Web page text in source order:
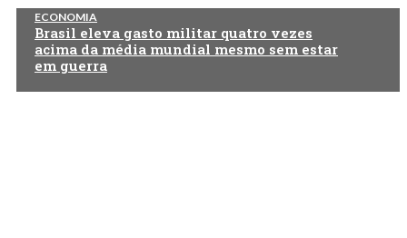
ECONOMIA
Brasil eleva gasto militar quatro vezes
acima da média mundial mesmo sem estar
em guerra